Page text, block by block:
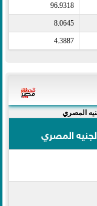
96.9318
8.0645
4.3887
المصري
المصري